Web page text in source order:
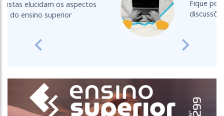
Fique por dentro das principais
discussões acerca do EAD
Previous Next